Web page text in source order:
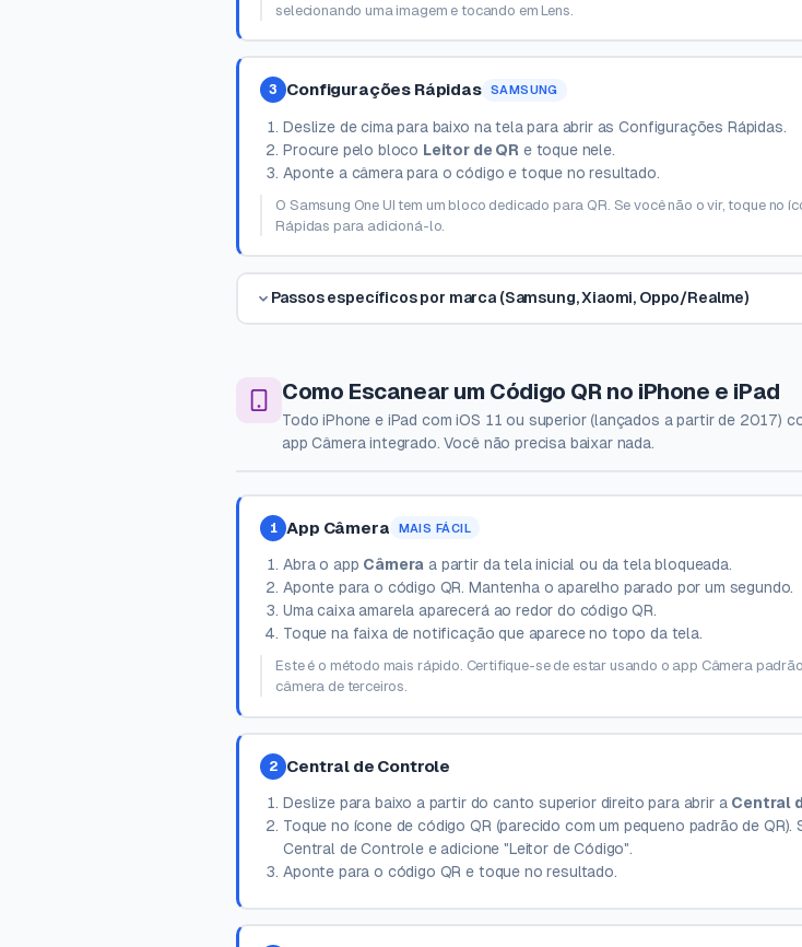
selecionando uma imagem e tocando em Lens.
3 Configurações Rápidas SAMSUNG
Deslize de cima para baixo na tela para abrir as Configurações Rápidas.
Procure pelo bloco Leitor de QR e toque nele.
Aponte a câmera para o código e toque no resultado.
O Samsung One UI tem um bloco dedicado para QR. Se você não o vir, toque no
Rápidas para adicioná-lo.
Passos específicos por marca (Samsung, Xiaomi, Oppo/Realme)
Como Escanear um Código QR no iPhone e iPad
Todo iPhone e iPad com iOS 11 ou superior (lançados a partir de 2017)
app Câmera integrado. Você não precisa baixar nada.
1 App Câmera MAIS FÁCIL
Abra o app Câmera a partir da tela inicial ou da tela bloqueada.
Aponte para o código QR. Mantenha o aparelho parado por um segundo.
Uma caixa amarela aparecerá ao redor do código QR.
Toque na faixa de notificação que aparece no topo da tela.
Este é o método mais rápido. Certifique-se de estar usando o app Câmera
câmera de terceiros.
2 Central de Controle
Deslize para baixo a partir do canto superior direito para abrir a Central
Toque no ícone de código QR (parecido com um pequeno padrão de QR).
Central de Controle e adicione "Leitor de Código".
Aponte para o código QR e toque no resultado.